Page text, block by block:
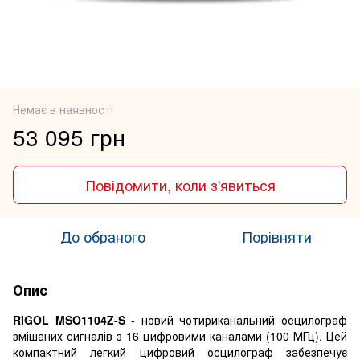
Немає в наявності
53 095 грн
Повідомити, коли з'явиться
До обраного Порівняти
Опис
RIGOL MSO1104Z-S- новий чотириканальний осцилограф
змішаних сигналів з 16 цифровими каналами (100 МГц). Цей
компактний легкий цифровий осцилограф забезпечує